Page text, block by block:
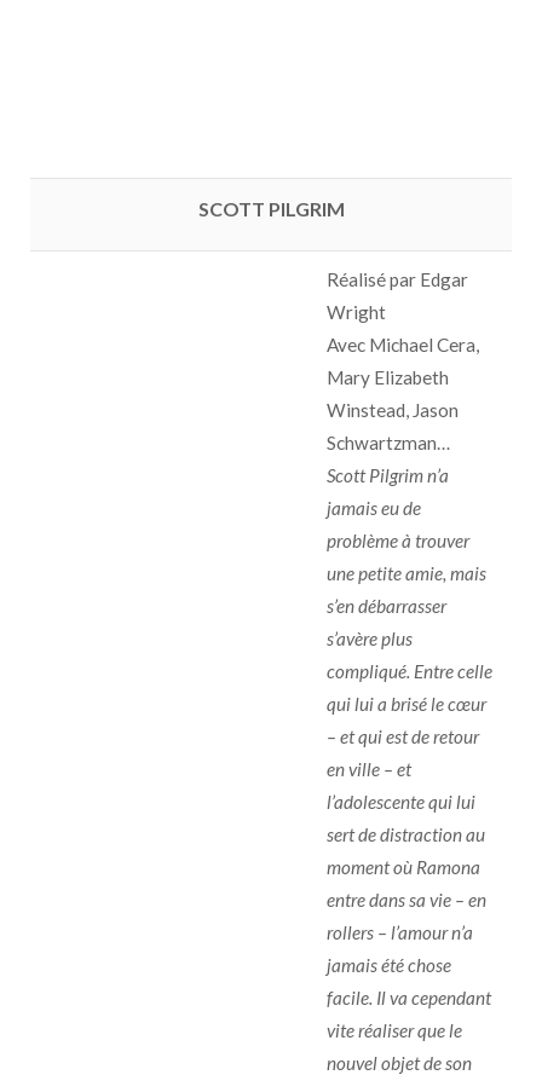
SCOTT PILGRIM
Réalisé par Edgar
Wright
Avec Michael Cera,
Mary Elizabeth
Winstead, Jason
Schwartzman…
Scott Pilgrim n’a
jamais eu de
problème à trouver
une petite amie, mais
s’en débarrasser
s’avère plus
compliqué. Entre celle
qui lui a brisé le cœur
– et qui est de retour
en ville – et
l’adolescente qui lui
sert de distraction au
moment où Ramona
entre dans sa vie – en
rollers – l’amour n’a
jamais été chose
facile. Il va cependant
vite réaliser que le
nouvel objet de son